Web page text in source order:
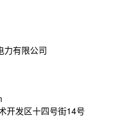
力有限公司
开发区十四号街14号